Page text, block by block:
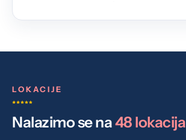
LOKACIJE
Nalazimo se na48 lokacija